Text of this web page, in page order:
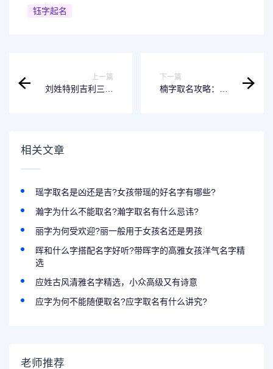
钰字起名
上一篇
刘姓特别吉利三个
下一篇
楠字取名攻略：沉
相关文章
瑶字取名是凶还是吉?女孩带瑶的好名字有哪些?
瀚字为什么不能取名?瀚字取名有什么忌讳?
丽字为何受欢迎?丽一般用于女孩名还是男孩
晖和什么字搭配名字好听?带晖字的高雅女孩洋气名字精
选
应姓古风清雅名字精选，小众高级又有诗意
应字为何不能随便取名?应字取名有什么讲究?
老师推荐